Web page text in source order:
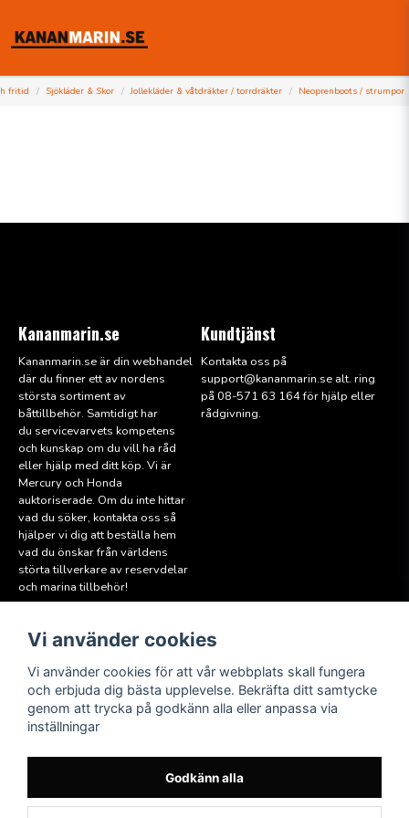
fritid Sjökläder & Skor Jollekläder & våtdräkter / torrdräkter Neoprenboots / strumpor
Kananmarin.se
Kananmarin.se är din webhandel
där du finner ett av nordens
största sortiment av
båttillbehör. Samtidigt har
du servicevarvets kompetens
och kunskap om du vill ha råd
eller hjälp med ditt köp. Vi är
Mercury och Honda
auktoriserade. Om du inte hittar
vad du söker, kontakta oss så
hjälper vi dig att beställa hem
vad du önskar från världens
störta tillverkare av reservdelar
och marina tillbehör!
Kundtjänst
Kontakta oss på
support@kananmarin.se alt. ring
på 08-571 63 164 för hjälp eller
rådgivning.
Läs mer
Köpvillkor
Hitta till oss
Miljöpolicy
Medlem i Sweboat
Följ oss
Facebook
Instagram
Vi använder cookies
Vi använder cookies för att vår webbplats skall fungera
och erbjuda dig bästa upplevelse. Bekräfta ditt samtycke
genom att trycka på godkänn alla eller anpassa via
inställningar
Godkänn alla